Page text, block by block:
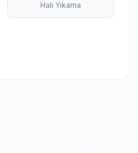
Halı Yıkama